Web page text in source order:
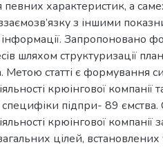
певних характеристик, а
з іншими
інформації. Запропоновано
шляхом структуризації
Метою статті є формування
крюінгової компанії
підпри- 89 ємства.
крюінгової
загальних цілей,